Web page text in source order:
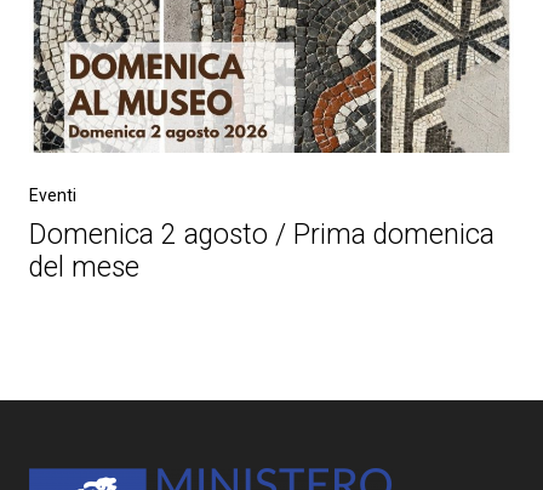
Eventi
Domenica 2 agosto / Prima domenica
del mese
navigation